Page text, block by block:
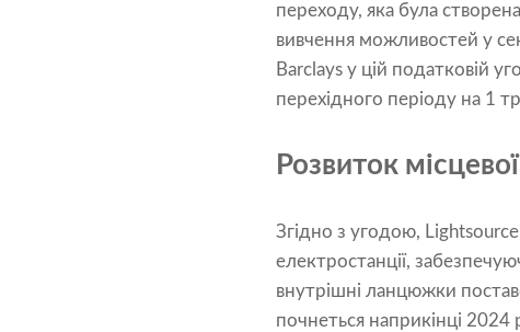
переходу, яка була
вивчення можливостей у
Barclays у цій податковій
перехідного періоду на 1
Розвиток
Згідно з угодою,
електростанції,
внутрішні ланцюжки
почнеться наприкінці